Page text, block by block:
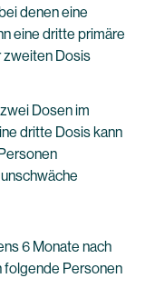
denen eine
eine dritte primäre
zweiten Dosis
Dosen im
dritte Dosis kann
6 Monate nach
folgende Personen